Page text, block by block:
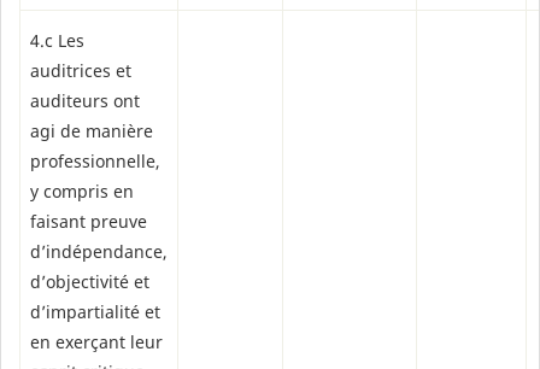
4.c Les
auditrices et
auditeurs ont
agi de manière
professionnelle,
y compris en
faisant preuve
d’indépendance,
d’objectivité et
d’impartialité et
en exerçant leur